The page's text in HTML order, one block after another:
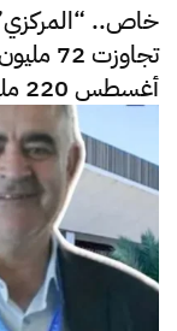
خاص..
أغسطس 220 مليون دولار